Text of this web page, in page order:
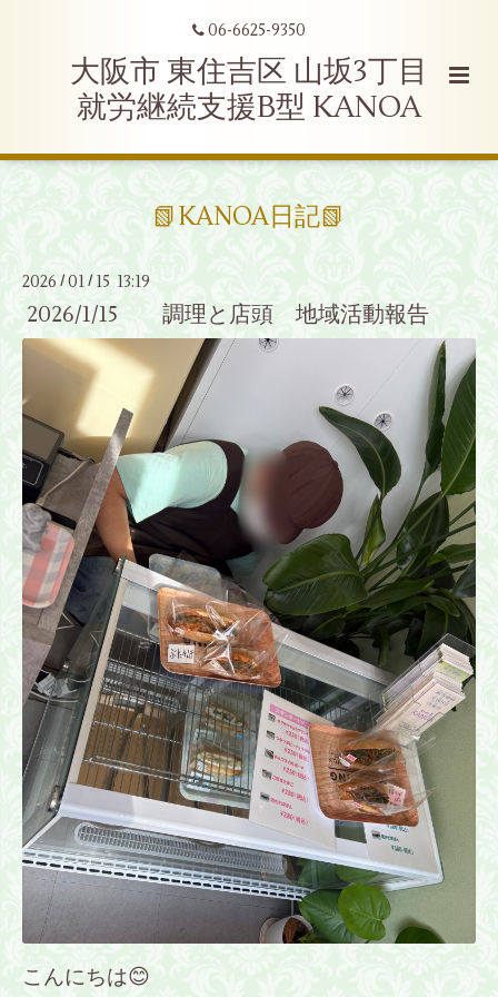
06-6625-9350
大阪市 東住吉区 山坂3丁目
就労継続支援B型 KANOA
📗KANOA日記📗
2026 /01 / 15 13:19
2026/1/15 調理と店頭 地域活動報告
こんにちは😊